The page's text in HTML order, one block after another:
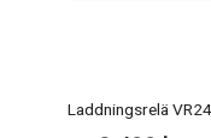
Laddningsrelä VR24